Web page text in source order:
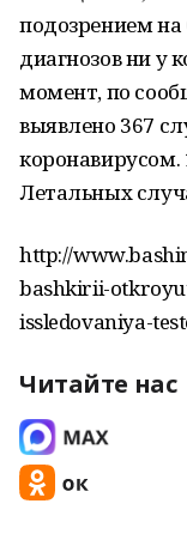
подозрением
диагнозов ни у
момент, по
выявлено 367
коронавирусом.
Летальных
http://
bashkirii-
issledovaniya-
Читайте нас